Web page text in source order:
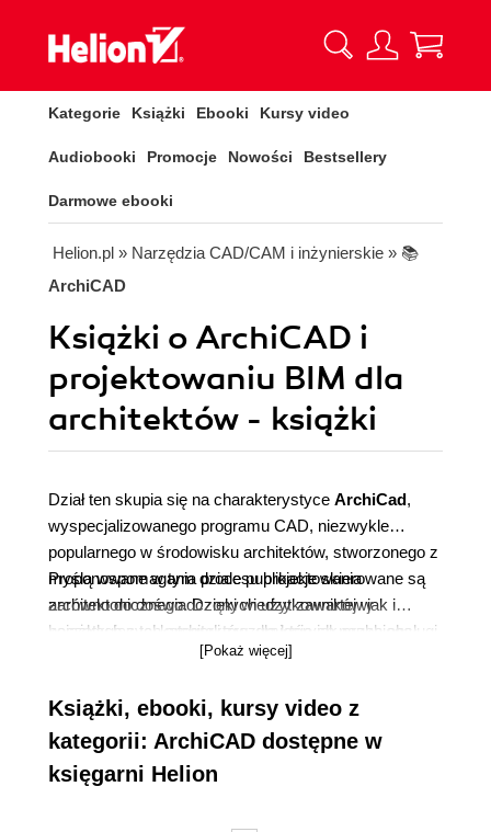
Kategorie Książki Ebooki Kursy video
Audiobooki Promocje Nowości Bestsellery
Darmowe ebooki
Helion.pl » Narzędzia CAD/CAM i inżynierskie » 📚
ArchiCAD
Książki o ArchiCAD i
projektowaniu BIM dla
architektów - książki
Dział ten skupia się na charakterystyce ArchiCad,
wyspecjalizowanego programu CAD, niezwykle
popularnego w środowisku architektów, stworzonego z
myślą wspomagania procesu projektowania
architektonicznego. Dzięki wiedzy zawartej w
książkach z tej kategorii zrozumiecie jak przebiega
proces modelowania informacji o budynku (BIM), jak
przekrojów, a jednocześnie przedstawić projekt w
formie 3D.
Proponowane w tym dziale publikacje skierowane są
zarówno do doświadczonych użytkowników jak i
początkujących architektów, dla których nauka obsługi
ArchiCada krok po kroku poparta jest ćwiczeniami
[Pokaż więcej]
Książki, ebooki, kursy video z
kategorii: ArchiCAD dostępne w
księgarni Helion